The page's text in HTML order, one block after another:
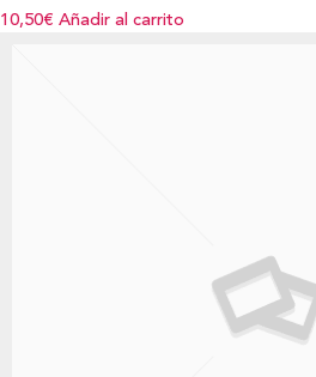
10,50€ Añadir al carrito